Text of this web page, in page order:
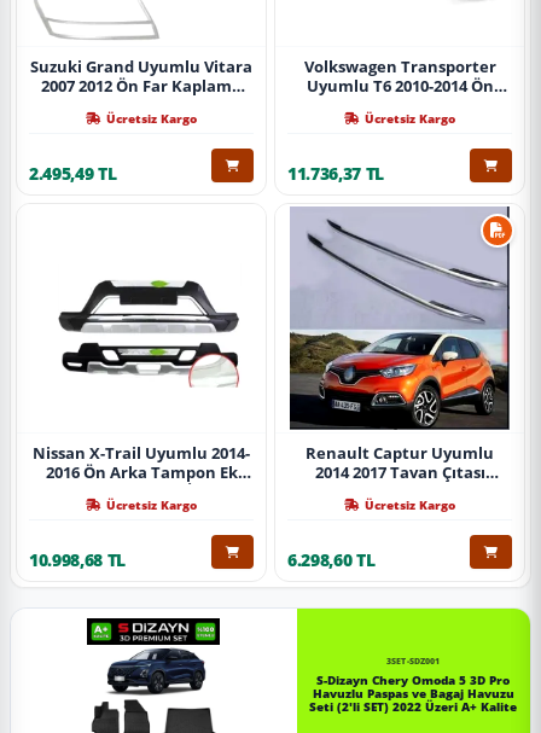
Suzuki Grand Uyumlu Vitara
2007 2012 Ön Far Kaplama
Ücretsiz Kargo
2.495,49 TL
Volkswagen Transporter
Uyumlu T6 2010-2014 Ön
Çelik Krom
Ücretsiz Kargo
11.736,37 TL
Nissan X-Trail Uyumlu 2014-
2016 Ön Arka Tampon Ek
Koruma Difüzör İthal
Ücretsiz Kargo
10.998,68 TL
Renault Captur Uyumlu
2014 2017 Tavan Çıtası
Ücretsiz Kargo
6.298,60 TL
3SET-SDZ001
S-Dizayn Chery Omoda 5 3D Pro
Havuzlu Paspas ve Bagaj Havuzu
Seti (2'li SET) 2022 Üzeri A+ Kalite